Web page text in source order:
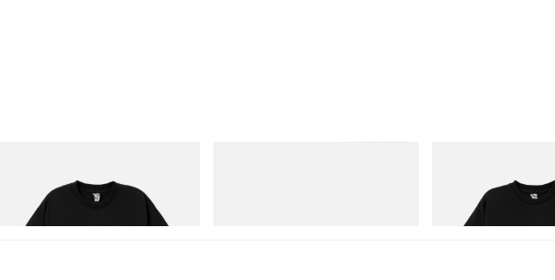
Billionaire Boys Club X Initial D Cotton T-
Jetzt einkaufen
Billionaire Boys Club X
Jetzt einkaufen